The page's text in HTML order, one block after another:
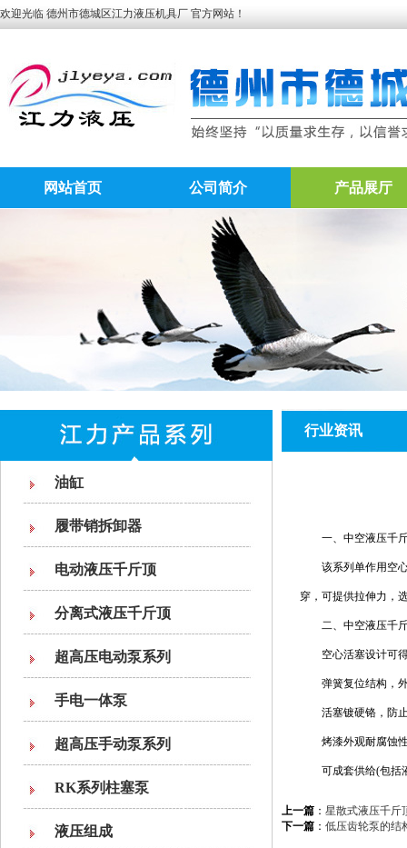
欢迎光临 德州市德城区江力液压机具厂 官方网站！
网站首页 公司简介 产品展厅
油缸
履带销拆卸器
电动液压千斤顶
分离式液压千斤顶
超高压电动泵系列
手电一体泵
超高压手动泵系列
RK系列柱塞泵
液压组成
行业资讯
一、中空液压千斤
该系列单作用空心
穿，可提供拉伸力，
二、中空液压千斤
空心活塞设计可得
弹簧复位结构，外
活塞镀硬铬，防止
烤漆外观耐腐蚀
可成套供给(包括液
上一篇 ： 星散式液压千斤
下一篇 ： 低压齿轮泵的结